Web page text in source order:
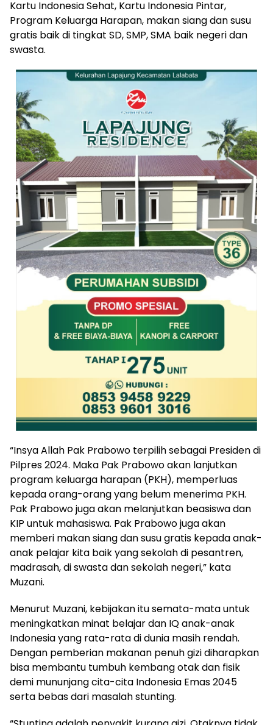
Kartu Indonesia Sehat, Kartu Indonesia Pintar,
Program Keluarga Harapan, makan siang dan susu
gratis baik di tingkat SD, SMP, SMA baik negeri dan
swasta.
“Insya Allah Pak Prabowo terpilih sebagai Presiden di
Pilpres 2024. Maka Pak Prabowo akan lanjutkan
program keluarga harapan (PKH), memperluas
kepada orang-orang yang belum menerima PKH.
Pak Prabowo juga akan melanjutkan beasiswa dan
KIP untuk mahasiswa. Pak Prabowo juga akan
memberi makan siang dan susu gratis kepada anak-
anak pelajar kita baik yang sekolah di pesantren,
madrasah, di swasta dan sekolah negeri,” kata
Muzani.
Menurut Muzani, kebijakan itu semata-mata untuk
meningkatkan minat belajar dan IQ anak-anak
Indonesia yang rata-rata di dunia masih rendah.
Dengan pemberian makanan penuh gizi diharapkan
bisa membantu tumbuh kembang otak dan fisik
demi mununjang cita-cita Indonesia Emas 2045
serta bebas dari masalah stunting.